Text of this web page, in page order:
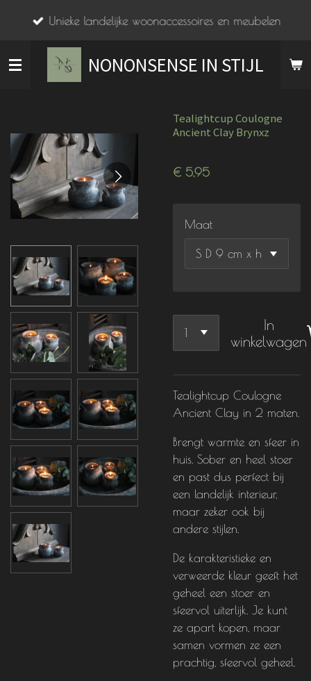
de
hoofdinhoud
NONONSENSE IN STIJL
Unieke landelijke woonaccessoires en meubelen
Tealightcup Coulogne
Ancient Clay Brynxz
€ 5,95
Maat
In
winkelwagen
Tealightcup Coulogne
Ancient Clay in 2 maten.
Brengt warmte en sfeer in
huis. Sober en heel stoer
en past dus perfect bij
een landelijk interieur,
maar zeker ook bij
andere stijlen.
De karakteristieke en
verweerde kleur geeft het
geheel een stoer en
sfeervol uiterlijk. Je kunt
ze apart kopen, maar
samen vormen ze een
prachtig, sfeervol geheel.